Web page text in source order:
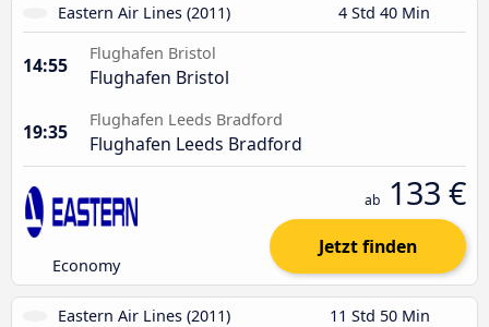
Eastern Air Lines (2011) 4 Std 40 Min
14:55
Flughafen Bristol
Flughafen Bristol
19:35
Flughafen Leeds Bradford
Flughafen Leeds Bradford
Economy
ab 133 €
Jetzt finden
Eastern Air Lines (2011) 11 Std 50 Min